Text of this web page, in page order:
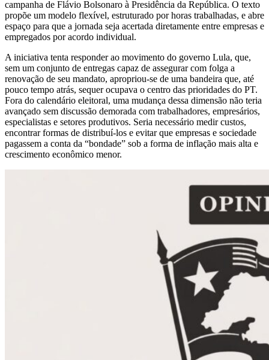
campanha de Flávio Bolsonaro à Presidência da República. O texto
propõe um modelo flexível, estruturado por horas trabalhadas, e abre
espaço para que a jornada seja acertada diretamente entre empresas e
empregados por acordo individual.
A iniciativa tenta responder ao movimento do governo Lula, que,
sem um conjunto de entregas capaz de assegurar com folga a
renovação de seu mandato, apropriou-se de uma bandeira que, até
pouco tempo atrás, sequer ocupava o centro das prioridades do PT.
Fora do calendário eleitoral, uma mudança dessa dimensão não teria
avançado sem discussão demorada com trabalhadores, empresários,
especialistas e setores produtivos. Seria necessário medir custos,
encontrar formas de distribuí-los e evitar que empresas e sociedade
pagassem a conta da “bondade” sob a forma de inflação mais alta e
crescimento econômico menor.